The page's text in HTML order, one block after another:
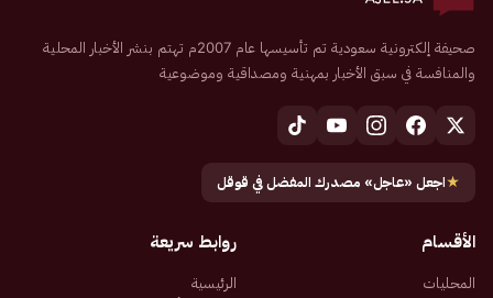
صحيفة إلكترونية سعودية تم تأسيسها عام 2007م تهتم بنشر الأخبار المحلية
والمنافسة في سبق الأخبار بمهنية ومصداقية وموضوعية
★اجعل «عاجل» مصدرك المفضل في قوقل
الأقسام
المحليات
روابط سريعة
الرئيسية